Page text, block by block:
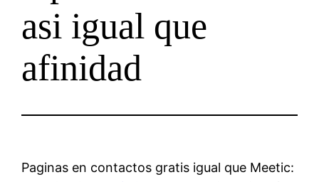
asi igual que
afinidad
Paginas en contactos gratis igual que Meetic: